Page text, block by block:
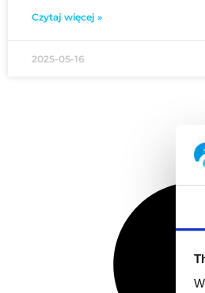
Czytaj więcej »
2025-05-16